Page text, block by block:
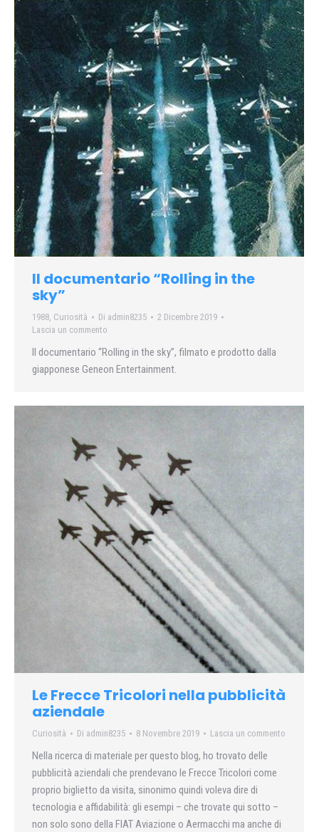
Il documentario “Rolling in the
sky”
1988 Curiosità Di admin8235
2 Dicembre 2019
Lascia un commento
Il documentario “Rolling in the sky”, filmato e prodotto dalla
giapponese Geneon Entertainment.
Le Frecce Tricolori nella pubblicità
aziendale
Curiosità Di admin8235 8 Novembre 2019 Lascia un commento
Nella ricerca di materiale per questo blog, ho trovato delle
pubblicità aziendali che prendevano le Frecce Tricolori come
proprio biglietto da visita, sinonimo quindi voleva dire di
tecnologia e affidabilità: gli esempi – che trovate qui sotto –
non solo sono della FIAT Aviazione o Aermacchi ma anche di